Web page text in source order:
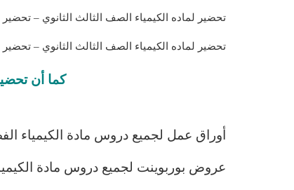
تحضير لماده الكيمياء الصف الثالث الثانوي –
تحضير لماده الكيمياء الصف الثالث الثانوي – تحضير
كما أن
أوراق عمل لجميع دروس مادة الكيمياء
عروض بوربوينت لجميع دروس مادة